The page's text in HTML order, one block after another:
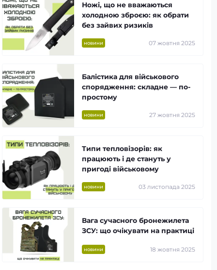
новини 07 жовтня 2025
Ножі, що не вважаються
холодною зброєю: як обрати
без зайвих ризиків
новини 27 жовтня 2025
Балістика для військового
спорядження: складне — по-
простому
новини 03 листопада 2025
Типи тепловізорів: як
працюють і де стануть у
пригоді військовому
новини 18 жовтня 2025
Вага сучасного бронежилета
ЗСУ: що очікувати на практиці